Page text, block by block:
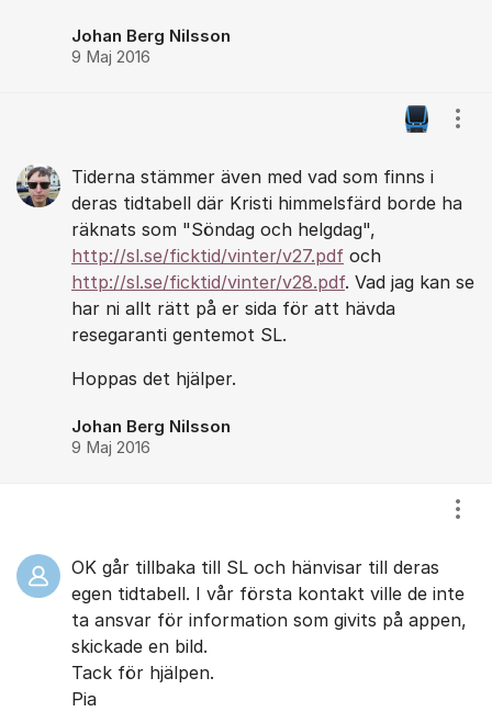
Johan Berg Nilsson
9 Maj 2016
Tiderna stämmer även med vad som finns i
deras tidtabell där Kristi himmelsfärd borde ha
räknats som "Söndag och helgdag",
http://sl.se/ficktid/vinter/v27.pdf och
http://sl.se/ficktid/vinter/v28.pdf. Vad jag kan se
har ni allt rätt på er sida för att hävda
resegaranti gentemot SL.
Hoppas det hjälper.
Johan Berg Nilsson
9 Maj 2016
OK går tillbaka till SL och hänvisar till deras
egen tidtabell. I vår första kontakt ville de inte
ta ansvar för information som givits på appen,
skickade en bild.
Tack för hjälpen.
Pia